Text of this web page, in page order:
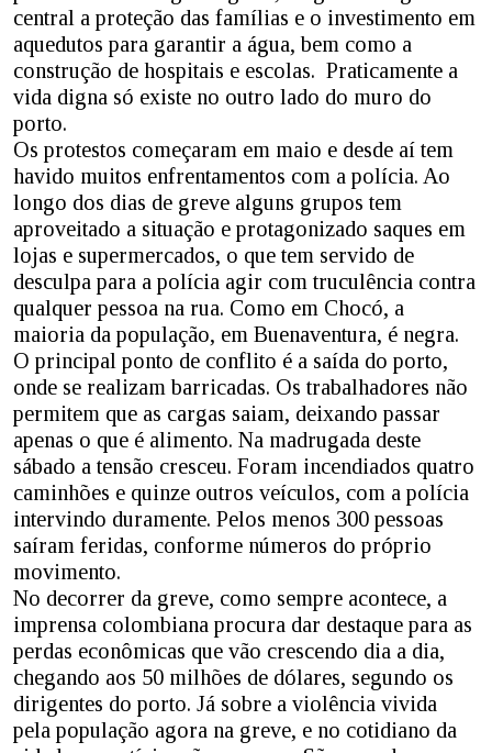
central a proteção das famílias e o investimento em
aquedutos para garantir a água, bem como a
construção de hospitais e escolas. Praticamente a
vida digna só existe no outro lado do muro do
porto.
Os protestos começaram em maio e desde aí tem
havido muitos enfrentamentos com a polícia. Ao
longo dos dias de greve alguns grupos tem
aproveitado a situação e protagonizado saques em
lojas e supermercados, o que tem servido de
desculpa para a polícia agir com truculência contra
qualquer pessoa na rua. Como em Chocó, a
maioria da população, em Buenaventura, é negra.
O principal ponto de conflito é a saída do porto,
onde se realizam barricadas. Os trabalhadores não
permitem que as cargas saiam, deixando passar
apenas o que é alimento. Na madrugada deste
sábado a tensão cresceu. Foram incendiados quatro
caminhões e quinze outros veículos, com a polícia
intervindo duramente. Pelos menos 300 pessoas
saíram feridas, conforme números do próprio
movimento.
No decorrer da greve, como sempre acontece, a
imprensa colombiana procura dar destaque para as
perdas econômicas que vão crescendo dia a dia,
chegando aos 50 milhões de dólares, segundo os
dirigentes do porto. Já sobre a violência vivida
pela população agora na greve, e no cotidiano da